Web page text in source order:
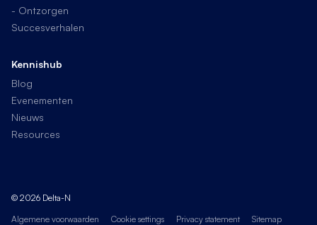
- Ontzorgen
Succesverhalen
Kennishub
Blog
Evenementen
Nieuws
Resources
© 2026 Delta-N
Algemene voorwaarden
Cookie settings Privacy statement Sitemap